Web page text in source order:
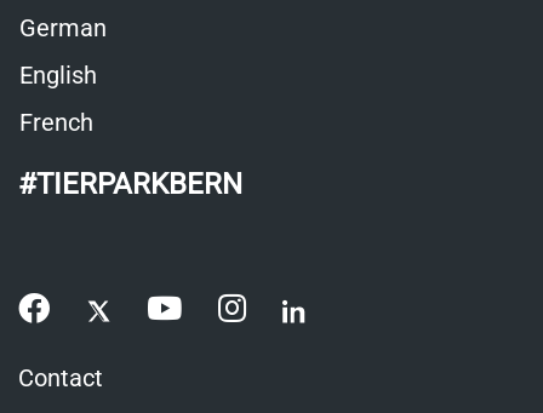
German
English
French
#TIERPARKBERN
Contact